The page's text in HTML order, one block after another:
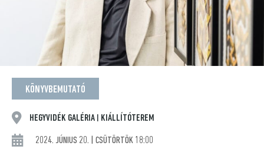
KÖNYVBEMUTATÓ
HEGYVIDÉK GALÉRIA KIÁLLÍTÓTEREM
2024. JÚNIUS 20. | CSÜTÖRTÖK 18:00